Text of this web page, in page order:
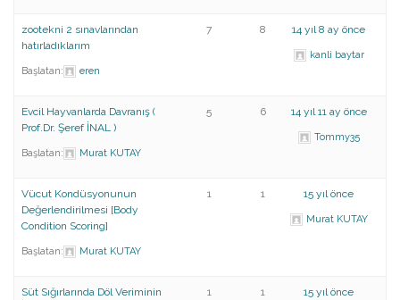
zootekni 2 sınavlarından
hatırladıklarım
Başlatan: eren
7 8 14 yıl 8 ay önce
kanli baytar
Evcil Hayvanlarda Davranış (
Prof.Dr. Şeref İNAL )
Başlatan: Murat KUTAY
5 6 14 yıl 11 ay önce
Tommy35
Vücut Kondüsyonunun
Değerlendirilmesi [Body
Condition Scoring]
Başlatan: Murat KUTAY
1 1 15 yıl önce
Murat KUTAY
Süt Sığırlarında Döl Veriminin
1 1 15 yıl önce